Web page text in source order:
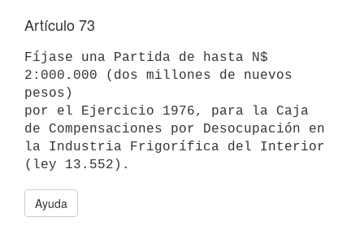
Artículo 73
Fíjase una Partida de hasta N$
2:000.000 (dos millones de nuevos
pesos)
por el Ejercicio 1976, para la Caja
de Compensaciones por Desocupación en
la Industria Frigorífica del Interior
Ayuda